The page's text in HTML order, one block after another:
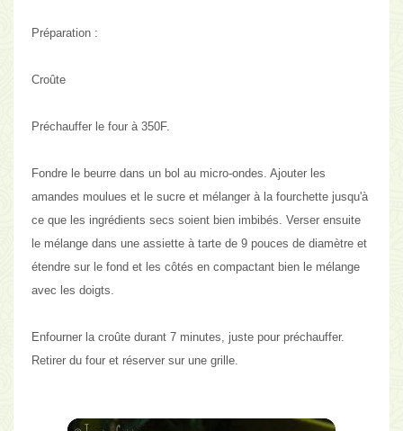
Préparation :
Croûte
Préchauffer le four à 350F.
Fondre le beurre dans un bol au micro-ondes. Ajouter les
amandes moulues et le sucre et mélanger à la fourchette jusqu'à
ce que les ingrédients secs soient bien imbibés. Verser ensuite
le mélange dans une assiette à tarte de 9 pouces de diamètre et
étendre sur le fond et les côtés en compactant bien le mélange
avec les doigts.
Enfourner la croûte durant 7 minutes, juste pour préchauffer.
Retirer du four et réserver sur une grille.